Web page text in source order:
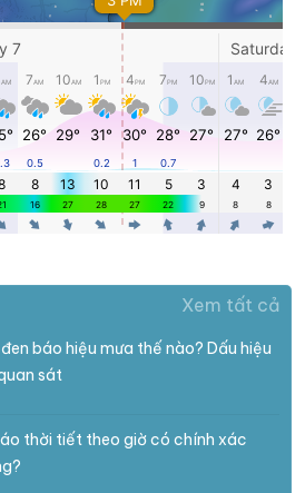
Xem tất cả
báo hiệu mưa thế nào? Dấu hiệu
sát
thời tiết theo giờ có chính xác